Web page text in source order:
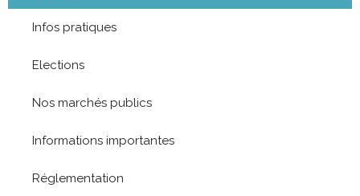
Infos pratiques
Elections
Nos marchés publics
Informations importantes
Réglementation